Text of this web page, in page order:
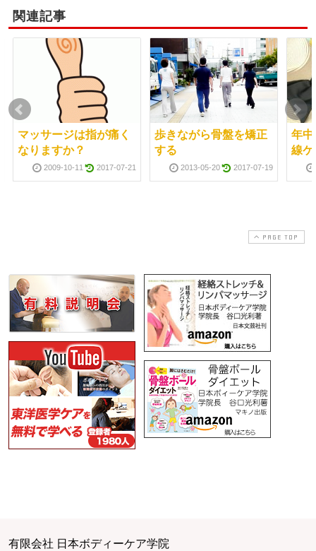
関連記事
マッサージは指が痛く
なりますか？
2009-10-11 2017-07-21
歩きながら骨盤を矯正
する
2013-05-20 2017-07-19
年
線ケ
PAGE TOP
有限会社 日本ボディーケア学院